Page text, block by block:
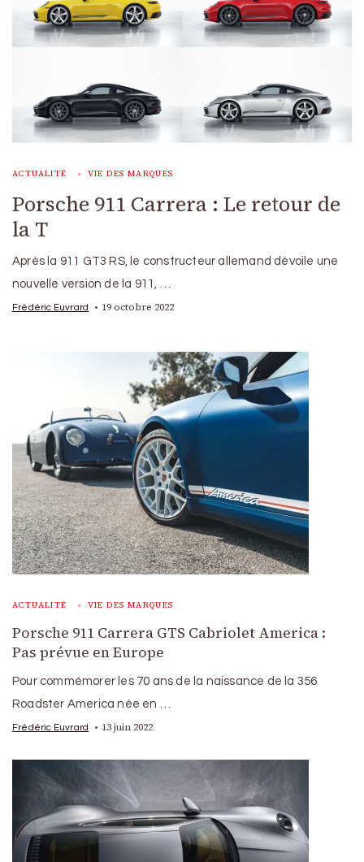
ACTUALITÉ VIE DES MARQUES
Porsche 911 Carrera : Le retour de
la T
Après la 911 GT3 RS, le constructeur allemand dévoile une
nouvelle version de la 911, …
Frédéric Euvrard 19 octobre 2022
ACTUALITÉ VIE DES MARQUES
Porsche 911 Carrera GTS Cabriolet America :
Pas prévue en Europe
Pour commémorer les 70 ans de la naissance de la 356
Roadster America née en …
Frédéric Euvrard 13 juin 2022